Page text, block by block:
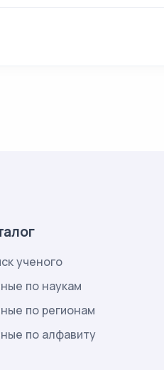
ученого
по наукам
по регионам
по алфавиту